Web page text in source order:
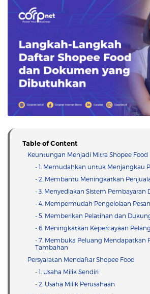
Table of Content
Keuntungan Menjadi Mitra Shopee Food
- 1. Memudahkan untuk Menjangkau
- 2. Membantu Meningkatkan
- 3. Menyediakan Sistem Pembayaran
- 4. Mempermudah Pengelolaan
- 5. Memberikan Pelatihan dan
- 6. Meningkatkan Kepercayaan
- 7. Membuka Peluang Mendapatkan
Tambahan
Persyaratan Mendaftar Shopee Food
- 1. Usaha Milik Sendiri
- 2. Usaha Milik Perusahaan